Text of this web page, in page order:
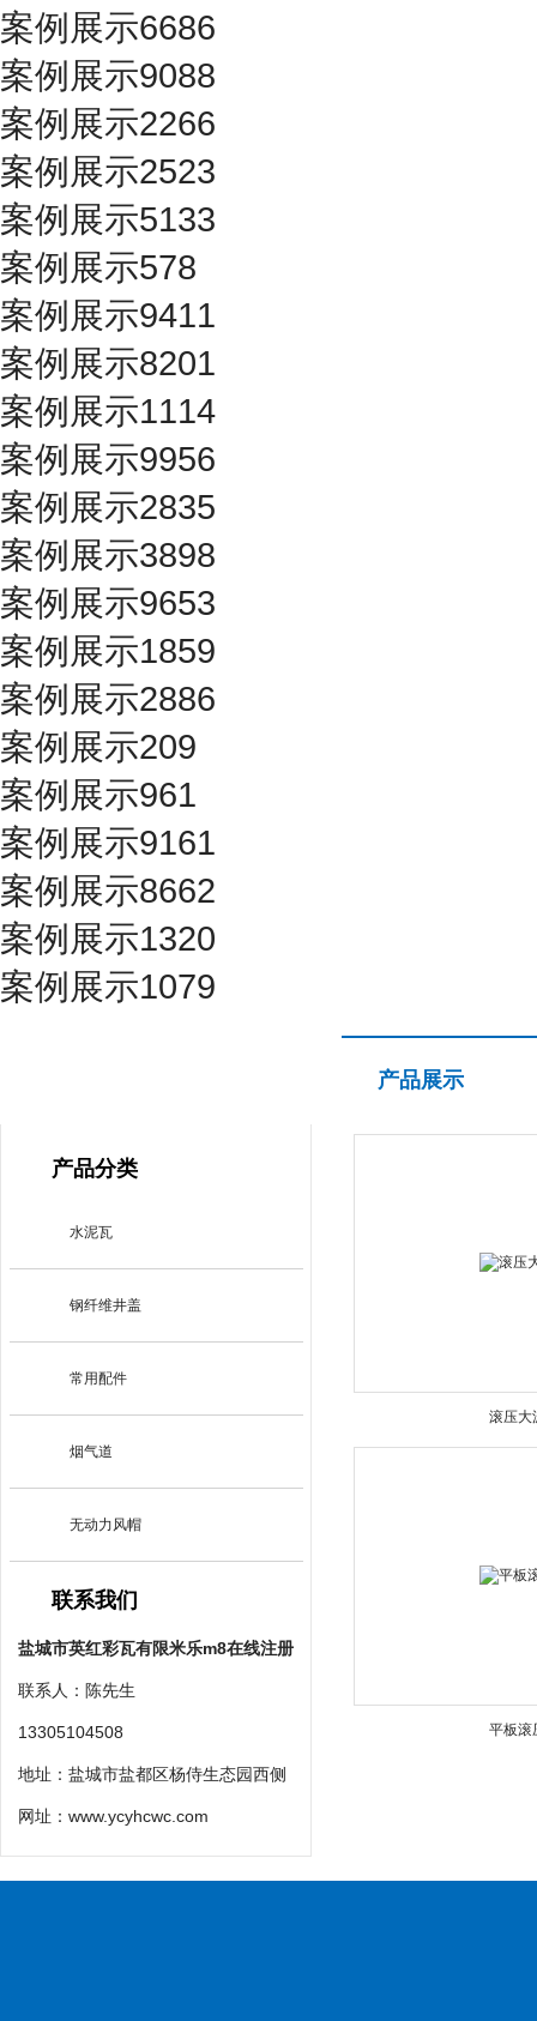
案例展示6686
案例展示9088
案例展示2266
案例展示2523
案例展示5133
案例展示578
案例展示9411
案例展示8201
案例展示1114
案例展示9956
案例展示2835
案例展示3898
案例展示9653
案例展示1859
案例展示2886
案例展示209
案例展示961
案例展示9161
案例展示8662
案例展示1320
案例展示1079
产品分类
水泥瓦
钢纤维井盖
常用配件
烟气道
无动力风帽
联系我们
盐城市英红彩瓦有限米乐m8在线注册
联系人：陈先生
13305104508
地址：盐城市盐都区杨侍生态园西侧
网址： www.ycyhcwc.com
产品展示
滚压大
平板滚